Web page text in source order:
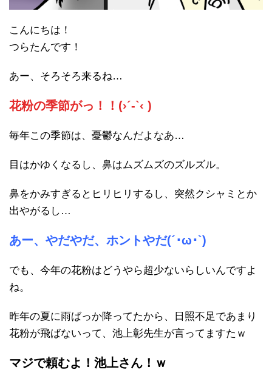
こんにちは！
つらたんです！
あー、そろそろ来るね…
花粉の季節がっ！！(›´-`‹ )
毎年この季節は、憂鬱なんだよなあ…
目はかゆくなるし、鼻はムズムズのズルズル。
鼻をかみすぎるとヒリヒリするし、突然クシャミとか
出やがるし…
あー、やだやだ、ホントやだ(´･ω･`)
でも、今年の花粉はどうやら超少ないらしいんですよ
ね。
昨年の夏に雨ばっか降ってたから、日照不足であまり
花粉が飛ばないって、池上彰先生が言ってますたｗ
マジで頼むよ！池上さん！ｗ